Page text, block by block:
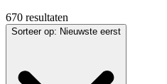
670 resultaten
Sorteer op: Nieuwste eerst